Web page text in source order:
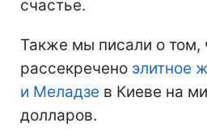
счастье.
Также мы писали о том,
рассекречено элитное
и Меладзе в Киеве на
долларов.